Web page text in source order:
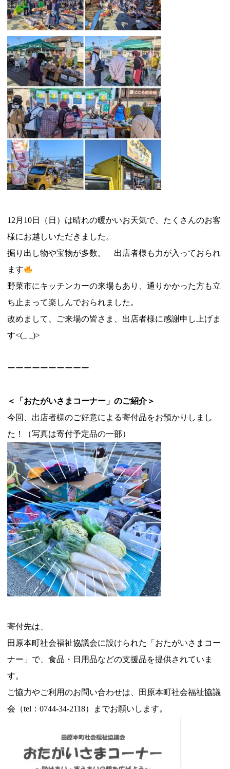
12月10日（日）は晴れの暖かいお天気で、たくさんのお客
様にお越しいただきました。
掘り出し物や宝物が多数。 出店者様も力が入っておられ
ます
野菜市にキッチンカーの来場もあり、通りかかった方も立
ち止まって楽しんでおられました。
改めまして、ご来場の皆さま、出店者様に感謝申し上げま
す<(_ _)>
ーーーーーーーーーー
＜「おたがいさまコーナー」のご紹介＞
今回、出店者様のご好意による寄付品をお預かりしまし
た！（写真は寄付予定品の一部）
寄付先は、
田原本町社会福祉協議会に設けられた「おたがいさまコー
ナー」で、食品・日用品などの支援品を提供されていま
す。
ご協力やご利用のお問い合わせは、田原本町社会福祉協議
会（tel：0744-34-2118）までお願いします。